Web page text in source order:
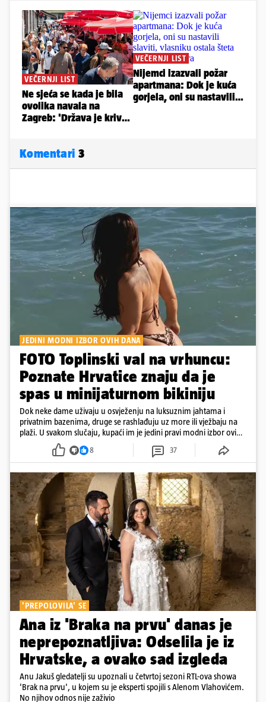
Komentari 3
JEDINI MODNI IZBOR OVIH DANA
FOTO Toplinski val na vrhuncu:
Poznate Hrvatice znaju da je
spas u minijaturnom bikiniju
Dok neke dame uživaju u osvježenju na luksuznim jahtama i
privatnim bazenima, druge se rashlađuju uz more ili vježbaju na
plaži. U svakom slučaju, kupaći im je jedini pravi modni izbor ovih
8 37
'PREPOLOVILA' SE
Ana iz 'Braka na prvu' danas je
neprepoznatljiva: Odselila je iz
Hrvatske, a ovako sad izgleda
Anu Jakuš gledatelji su upoznali u četvrtoj sezoni RTL-ova showa
'Brak na prvu', u kojem su je eksperti spojili s Alenom Vlahovićem.
No njihov odnos nije zaživio